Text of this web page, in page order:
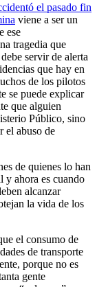
el pasado fin
viene a ser un
ese
tragedia que
servir de alerta
que hay en
de los pilotos
se puede explicar
que alguien
Público, sino
el abuso de
de quienes lo han
y ahora es cuando
alcanzar
la vida de los
el consumo de
de transporte
porque no es
gente